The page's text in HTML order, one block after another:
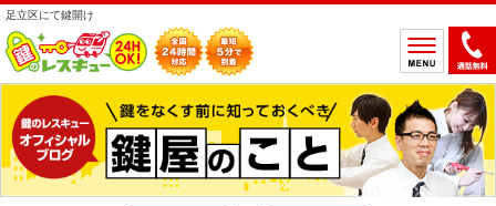
足立区にて鍵開け
ホーム
鍵のトラブルから選ぶ